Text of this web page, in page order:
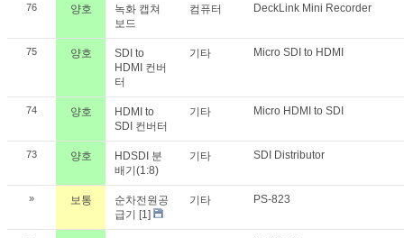
76 양호
녹화 캡쳐
보드
컴퓨터 DeckLink Mini Recorder
75 양호
SDI to
HDMI 컨버
터
기타 Micro SDI to HDMI
74 양호
HDMI to
SDI 컨버터
기타 Micro HDMI to SDI
73 양호
HDSDI 분
배기(1:8)
기타 SDI Distributor
» 보통
순차전원공
급기 [1]
기타 PS-823